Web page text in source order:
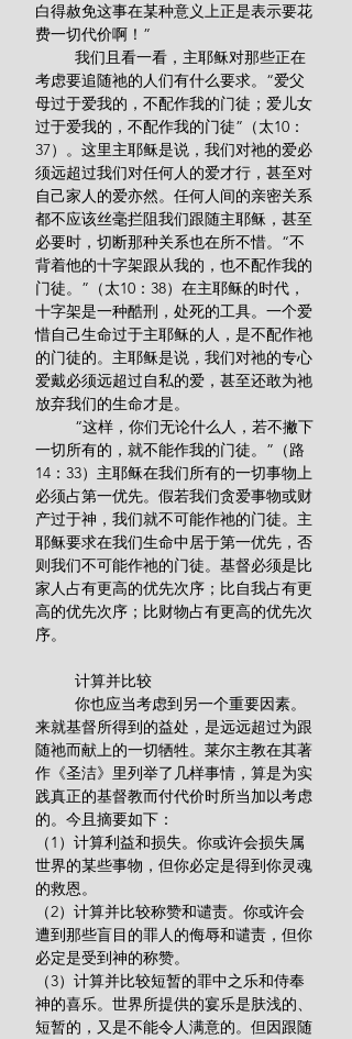
白得赦免这事在某种意义上正是表示要花
费一切代价啊！”
考虑要追随祂的人们有什么要求。“爱父
母过于爱我的，不配作我的门徒；爱儿女
过于爱我的，不配作我的门徒”（太10：
37）。这里主耶稣是说，我们对祂的爱必
须远超过我们对任何人的爱才行，甚至对
自己家人的爱亦然。任何人间的亲密关系
都不应该丝毫拦阻我们跟随主耶稣，甚至
必要时，切断那种关系也在所不惜。“不
背着他的十字架跟从我的，也不配作我的
门徒。”（太10：38）在主耶稣的时代，
十字架是一种酷刑，处死的工具。一个爱
惜自己生命过于主耶稣的人，是不配作祂
的门徒的。主耶稣是说，我们对祂的专心
爱戴必须远超过自私的爱，甚至还敢为祂
放弃我们的生命才是。
一切所有的，就不能作我的门徒。”（路
14：33）主耶稣在我们所有的一切事物上
必须占第一优先。假若我们贪爱事物或财
产过于神，我们就不可能作祂的门徒。主
耶稣要求在我们生命中居于第一优先，否
则我们不可能作祂的门徒。基督必须是比
家人占有更高的优先次序；比自我占有更
高的优先次序；比财物占有更高的优先次
序。
         计算并比较
来就基督所得到的益处，是远远超过为跟
随祂而献上的一切牺牲。莱尔主教在其著
作《圣洁》里列举了几样事情，算是为实
践真正的基督教而付代价时所当加以考虑
的。今且摘要如下：
（1）计算利益和损失。你或许会损失属
世界的某些事物，但你必定是得到你灵魂
的救恩。
（2）计算并比较称赞和谴责。你或许会
遭到那些盲目的罪人的侮辱和谴责，但你
必定是受到神的称赞。
（3）计算并比较短暂的罪中之乐和侍奉
神的喜乐。世界所提供的宴乐是肤浅的、
短暂的，又是不能令人满意的。但因跟随